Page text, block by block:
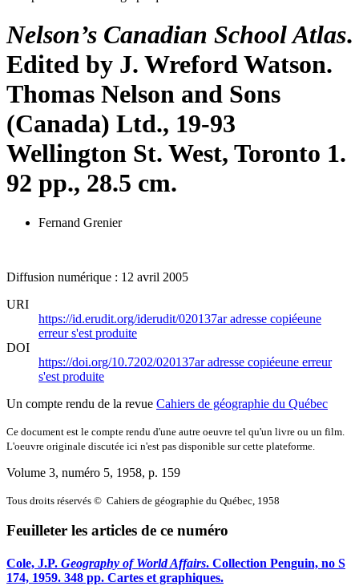
Nelson’s Canadian School Atlas.
Edited by J. Wreford Watson.
Thomas Nelson and Sons
(Canada) Ltd., 19-93
Wellington St. West, Toronto 1.
92 pp., 28.5 cm.
Fernand Grenier
Diffusion numérique : 12 avril 2005
URI
https://id.erudit.org/iderudit/020137aradresse copiéeune
erreur s'est produite
DOI
https://doi.org/10.7202/020137aradresse copiéeune erreur
s'est produite
Un compte rendu de la revue Cahiers de géographie du Québec
Ce document est le compte rendu d'une autre oeuvre tel qu'un livre ou un film.
L'oeuvre originale discutée ici n'est pas disponible sur cette plateforme.
Volume 3, numéro 5, 1958, p. 159
Tous droits réservés © Cahiers de géographie du Québec, 1958
Feuilleter les articles de ce numéro
Cole, J.P. Geography of World Affairs. Collection Penguin, no S
174, 1959. 348 pp. Cartes et graphiques.